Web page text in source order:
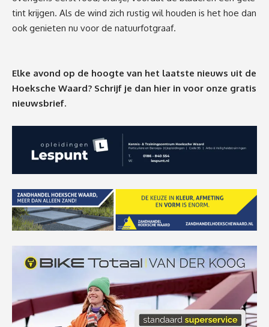
tint krijgen. Als de wind zich rustig wil houden is het hoe dan
ook genieten nu voor de natuurfotgraaf.
Elke avond op de hoogte van het laatste nieuws uit de
Hoeksche Waard? Schrijf je dan hier in voor onze gratis
nieuwsbrief.